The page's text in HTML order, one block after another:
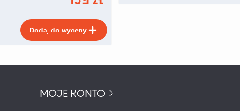
Dodaj do wyceny
Ten
produkt
wariantów.
wybrać
MOJE KONTO